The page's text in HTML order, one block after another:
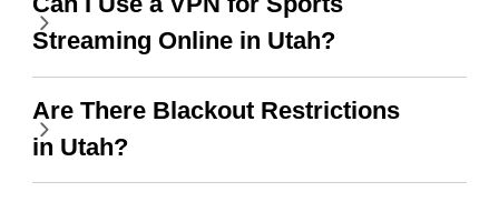
WiFi is already fast
when I use this I just
wanted to say thank you
and keep up the good
work.
Streaming Online in Utah?
Are There Blackout Restrictions
in Utah?